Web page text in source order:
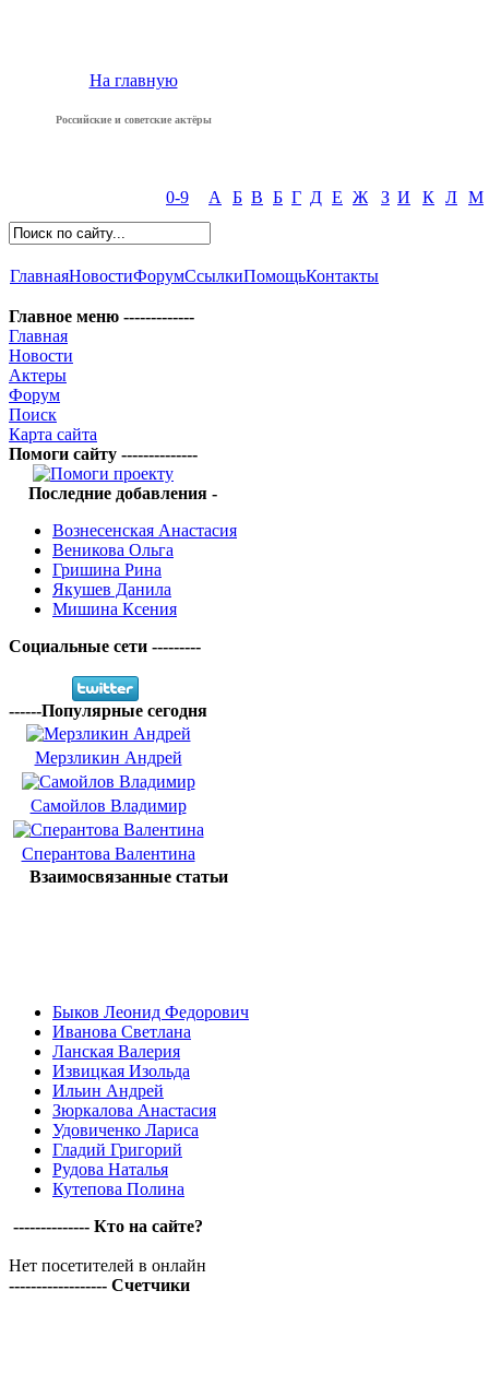
На главную
Российские и советские актёры
0-9 А Б В Б Г Д Е Ж З И К Л М
ГлавнаяНовостиФорумСсылкиПомощьКонтакты
Главное меню -------------
Главная
Новости
Актеры
Форум
Поиск
Карта сайта
Помоги сайту --------------
Последние добавления -
Вознесенская Анастасия
Веникова Ольга
Гришина Рина
Якушев Данила
Мишина Ксения
Социальные сети ---------
------Популярные сегодня
Мерзликин Андрей
Самойлов Владимир
Сперантова Валентина
Взаимосвязанные статьи
Быков Леонид Федорович
Иванова Светлана
Ланская Валерия
Извицкая Изольда
Ильин Андрей
Зюркалова Анастасия
Удовиченко Лариса
Гладий Григорий
Рудова Наталья
Кутепова Полина
-------------- Кто на сайте?
Нет посетителей в онлайн
------------------ Счетчики